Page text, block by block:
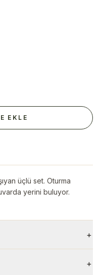
EKLE
üçlü set. Oturma
yerini buluyor.
+
+